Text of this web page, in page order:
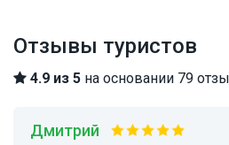
Отзывы туристов
4.9 из 5 на основании 79
Дмитрий